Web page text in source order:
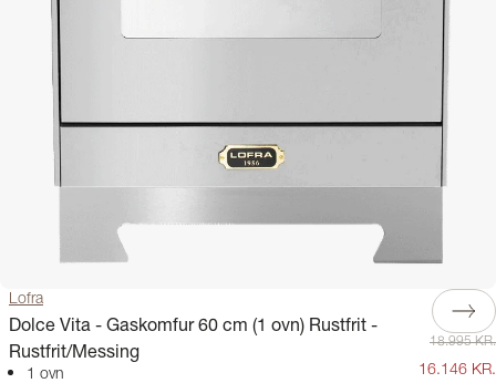
Lofra
Dolce Vita - Gaskomfur 60 cm (1 ovn) Rustfrit -
Rustfrit/Messing
1 ovn
18.995 KR.
16.146 KR.